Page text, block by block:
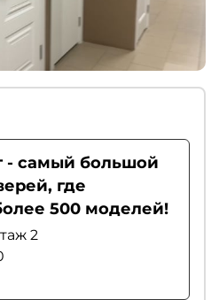
- самый большой
где
500 моделей!
2